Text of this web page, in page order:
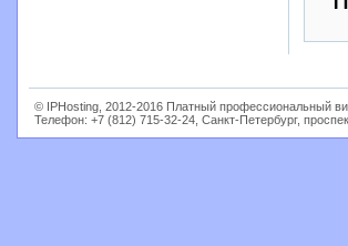
© IPHosting, 2012-2016 Платный профессиональный
Телефон: +7 (812) 715-32-24, Санкт-Петербург,